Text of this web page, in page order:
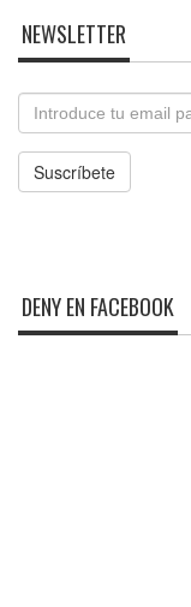
NEWSLETTER
Email
Suscríbete
DENY EN FACEBOOK